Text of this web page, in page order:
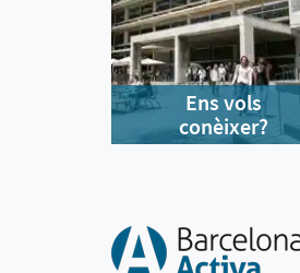
Ens vols
conèixer?